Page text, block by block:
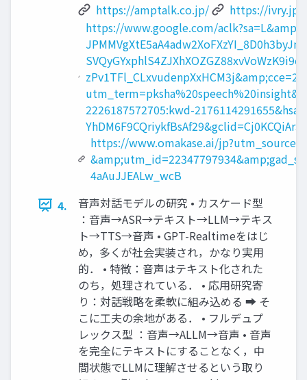
https://amptalk.co.jp/
https://ivry.jp/
https://www.google.com/
2226187572705:kwd-
https://www.omakase.ai/
4aAuJJEALw_wcB
4.
音声対話モデルの研究 • カスケード型
：音声→ASR→テキスト→LLM→テキス
ト→TTS→音声 • GPT-Realtimeをはじ
め，多くが社会実装され，かなり実用
的． • 特徴：音声はテキスト化された
のち，処理されている． • 応用研究寄
り：対話戦略を柔軟に組み込める ➡ そ
こに工夫の余地がある． • フルデュプ
レックス型 ：音声→ALLM→音声 • 音声
を完全にテキストにすることなく，中
間状態でLLMに理解させるという取り